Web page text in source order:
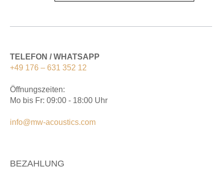
TELEFON / WHATSAPP
+49 176 – 631 352 12
Öffnungszeiten:
Mo bis Fr: 09:00 - 18:00 Uhr
info@mw-acoustics.com
BEZAHLUNG